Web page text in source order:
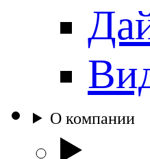
О компании